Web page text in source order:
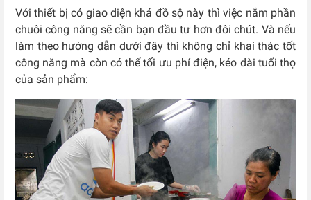
Với thiết bị có giao diện khá đồ sộ này thì việc nắm phần
chuôi công năng sẽ cần bạn đầu tư hơn đôi chút. Và nếu
làm theo hướng dẫn dưới đây thì không chỉ khai thác tốt
công năng mà còn có thể tối ưu phí điện, kéo dài tuổi thọ
của sản phẩm: